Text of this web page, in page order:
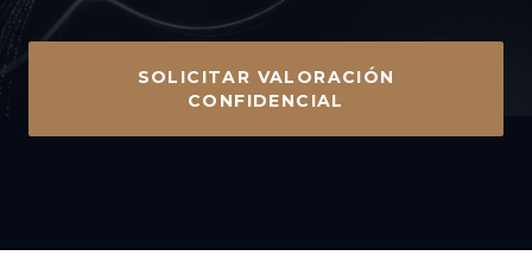
SOLICITAR VALORACIÓN
CONFIDENCIAL